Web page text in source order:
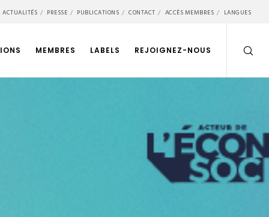
ACTUALITÉS PRESSE PUBLICATIONS CONTACT ACCÈS MEMBRES LANGUES
MEMBRES LABELS REJOIGNEZ-NOUS